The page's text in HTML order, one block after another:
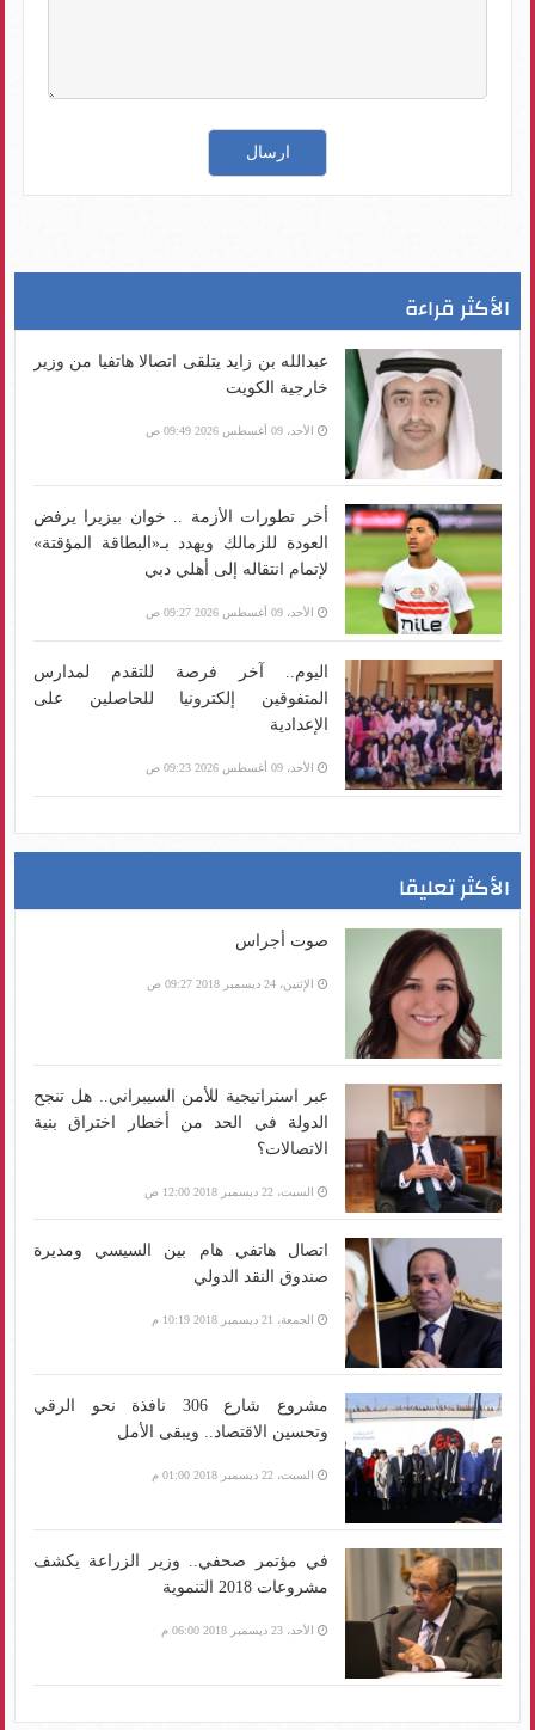
الأكثر قراءة
عبدالله بن زايد يتلقى اتصالا هاتفيا من وزير
خارجية الكويت
الأحد، 09 أغسطس 2026 09:49 ص
أخر تطورات الأزمة .. خوان بيزيرا يرفض
العودة للزمالك ويهدد بـ«البطاقة المؤقتة»
لإتمام انتقاله إلى أهلي دبي
الأحد، 09 أغسطس 2026 09:27 ص
اليوم.. آخر فرصة للتقدم لمدارس
المتفوقين إلكترونيا للحاصلين على
الإعدادية
الأحد، 09 أغسطس 2026 09:23 ص
الأكثر تعليقا
صوت أجراس
الإثنين، 24 ديسمبر 2018 09:27 ص
عبر استراتيجية للأمن السيبراني.. هل تنجح
الدولة في الحد من أخطار اختراق بنية
الاتصالات؟
السبت، 22 ديسمبر 2018 12:00 ص
اتصال هاتفي هام بين السيسي ومديرة
صندوق النقد الدولي
الجمعة، 21 ديسمبر 2018 10:19 م
مشروع شارع 306 نافذة نحو الرقي
وتحسين الاقتصاد.. ويبقى الأمل
السبت، 22 ديسمبر 2018 01:00 م
في مؤتمر صحفي.. وزير الزراعة يكشف
مشروعات 2018 التنموية
الأحد، 23 ديسمبر 2018 06:00 م